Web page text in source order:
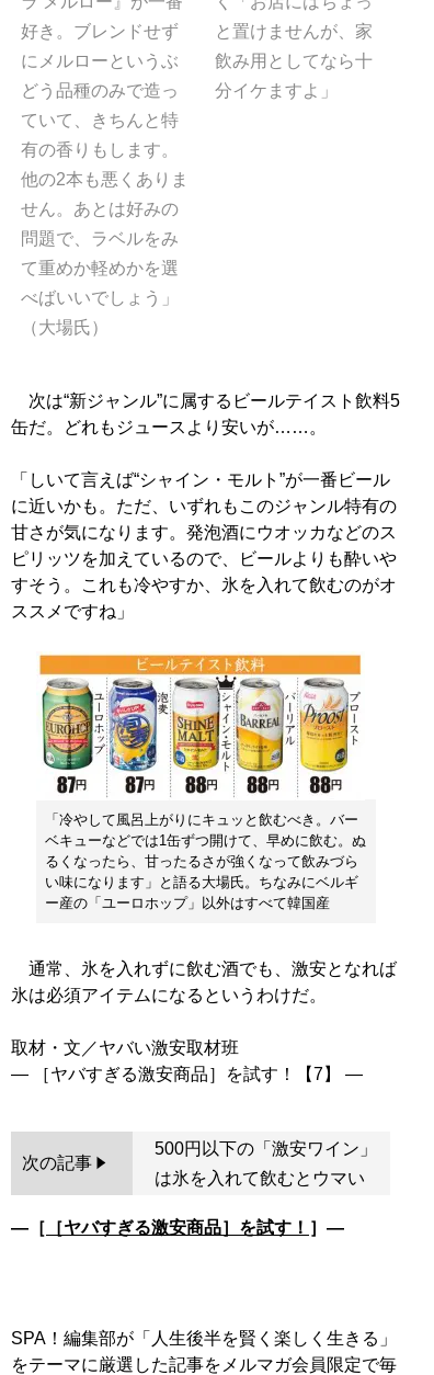
好き。ブレンドせず
にメルローというぶ
どう品種のみで造っ
ていて、きちんと特
有の香りもします。
他の2本も悪くありま
せん。あとは好みの
問題で、ラベルをみ
て重めか軽めかを選
べばいいでしょう」
（大場氏）
と置けませんが、家
飲み用としてなら十
分イケますよ」
次は“新ジャンル”に属するビールテイスト飲料5
缶だ。どれもジュースより安いが……。
「しいて言えば“シャイン・モルト”が一番ビール
に近いかも。ただ、いずれもこのジャンル特有の
甘さが気になります。発泡酒にウオッカなどのス
ピリッツを加えているので、ビールよりも酔いや
すそう。これも冷やすか、氷を入れて飲むのがオ
ススメですね」
「冷やして風呂上がりにキュッと飲むべき。バー
ベキューなどでは1缶ずつ開けて、早めに飲む。ぬ
るくなったら、甘ったるさが強くなって飲みづら
い味になります」と語る大場氏。ちなみにベルギ
ー産の「ユーロホップ」以外はすべて韓国産
通常、氷を入れずに飲む酒でも、激安となれば
氷は必須アイテムになるというわけだ。
取材・文／ヤバい激安取材班
次の記事
500円以下の「激安ワイン」
は氷を入れて飲むとウマい
―［ ［ヤバすぎる激安商品］を試す！ ］―
SPA！編集部が「人生後半を賢く楽しく生きる」
をテーマに厳選した記事をメルマガ会員限定で毎